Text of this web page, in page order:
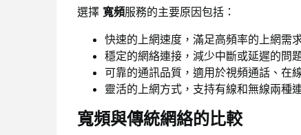
選擇 寬頻服務的主要原因包括：
快速的上網速度，滿足高頻率的上網需
穩定的網絡連接，減少中斷或延遲的問
可靠的通訊品質，適用於視頻通話、在
靈活的上網方式，支持有線和無線兩種
寬頻與傳統網絡的比較